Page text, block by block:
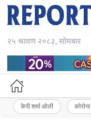
२५ श्रावण २०८३, सोमबार
केपी शर्मा ओली